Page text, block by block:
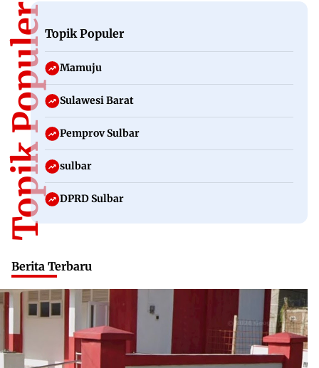
Topik PopulerTopik Populer
Mamuju
Sulawesi Barat
Pemprov Sulbar
sulbar
DPRD Sulbar
Berita Terbaru